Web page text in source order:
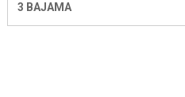
3 BAJAMA